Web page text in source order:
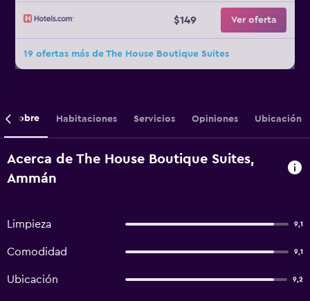
$149 Ver oferta
19 ofertas más de The House Boutique Suites
Sobre Habitaciones Servicios Opiniones Ubicación
Acerca de The House Boutique Suites,
Ammán
Limpieza 9,1
Comodidad 9,1
Ubicación 9,2